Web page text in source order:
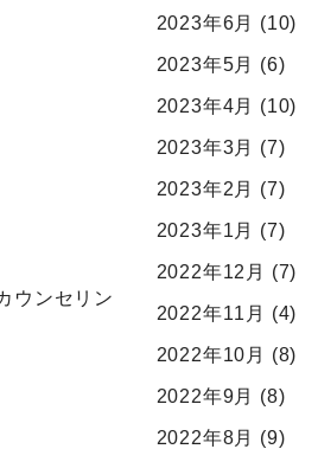
ウンセリン
2023年6月 (10)
2023年5月 (6)
2023年4月 (10)
2023年3月 (7)
2023年2月 (7)
2023年1月 (7)
2022年12月 (7)
2022年11月 (4)
2022年10月 (8)
2022年9月 (8)
2022年8月 (9)